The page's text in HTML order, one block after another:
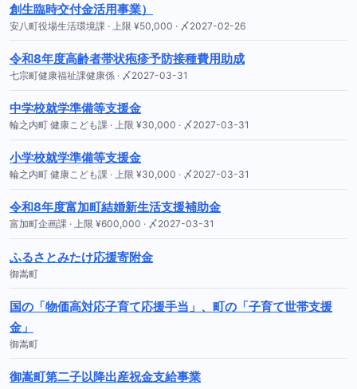
創生臨時交付金活用事業）
安八町役場生活環境課 · 上限 ¥50,000 · 〆2027-02-26
令和8年度高齢者帯状疱疹予防接種費用助成
七宗町健康福祉課健康係 · 〆2027-03-31
中学校就学準備等支援金
輪之内町 健康こども課 · 上限 ¥30,000 · 〆2027-03-31
小学校就学準備等支援金
輪之内町 健康こども課 · 上限 ¥30,000 · 〆2027-03-31
令和8年度富加町結婚新生活支援補助金
富加町企画課 · 上限 ¥600,000 · 〆2027-03-31
ふるさとみたけ応援寄附金
御嵩町
国の「物価高対応子育て応援手当」、町の「子育て世帯支援
金」
御嵩町
御嵩町第二子以降出産祝金支給事業